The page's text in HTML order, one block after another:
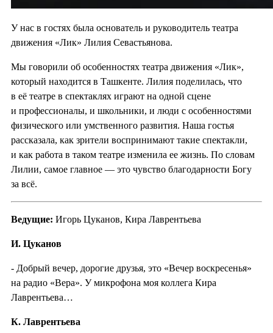
У нас в гостях была основатель и руководитель театра
движения «Лик» Лилия Севастьянова.
Мы говорили об особенностях театра движения «Лик»,
который находится в Ташкенте. Лилия поделилась, что
в её театре в спектаклях играют на одной сцене
и профессионалы, и школьники, и люди с особенностями
физического или умственного развития. Наша гостья
рассказала, как зрители воспринимают такие спектакли,
и как работа в таком театре изменила ее жизнь. По словам
Лилии, самое главное — это чувство благодарности Богу
за всё.
Ведущие: Игорь Цуканов, Кира Лаврентьева
И. Цуканов
- Добрый вечер, дорогие друзья, это «Вечер воскресенья»
на радио «Вера». У микрофона моя коллега Кира
Лаврентьева…
К. Лаврентьева